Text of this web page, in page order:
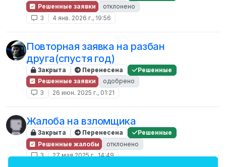
Решенные заявки
отклонено
3
4 янв. 2026 г., 19:56
Повторная заявка на разбан
друга(спустя год)
Закрыта Перенесена
Решенные
Решенные заявки
одобрено
3
26 июн. 2025 г., 01:21
Жалоба на взломщика
Закрыта Перенесена
Решенные
Решенные жалобы
отклонено
3
27 мая 2025 г., 14:49